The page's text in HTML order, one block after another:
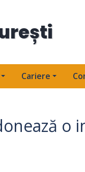
Cariere
o